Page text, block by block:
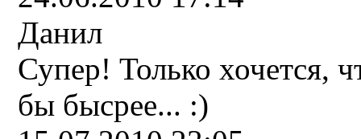
Данил
Супер! Только хочется,
бы бысрее... :)